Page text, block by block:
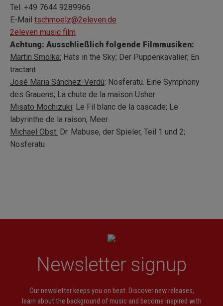
Tel. +49 7644 9289966
E-Mail tschmoelz@2eleven.de
2eleven music film
Achtung: Ausschließlich folgende Filmmusiken:
Martin Smolka: Hats in the Sky; Der Puppenkavalier; En
tractant
José Maria Sánchez-Verdú: Nosferatu. Eine Symphony
des Grauens; La chute de la maison Usher
Misato Mochizuki: Le Fil blanc de la cascade; Le
labyrinthe de la raison; Meer
Michael Obst: Dr. Mabuse, der Spieler, Teil 1 und 2;
Nosferatu
Newsletter signup
Our newsletter keeps you on beat. Discover new releases,
learn about the background of music and become inspired with